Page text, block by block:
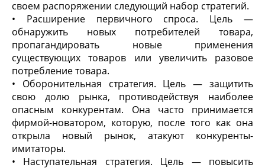
своем распоряжении следующий набор стратегий.
• Расширение первичного спроса. Цель —
обнаружить новых потребителей товара,
пропагандировать новые применения
существующих товаров или увеличить разовое
потребление товара.
• Оборонительная стратегия. Цель — защитить
свою долю рынка, противодействуя наиболее
опасным конкурентам. Она часто принимается
фирмой-новатором, которую, после того как она
открыла новый рынок, атакуют конкуренты-
имитаторы.
• Наступательная стратегия. Цель — повысить